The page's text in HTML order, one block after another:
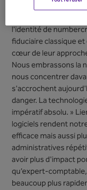
l'identité de
fiduciaire classique
cœur de leur
Nous embrassons la
nous concentrer
s'accrochent
danger. La
impératif absolu. »
logiciels rendent
efficace mais aussi
administratives
avoir plus d'impact
qu’expert-
beaucoup plus